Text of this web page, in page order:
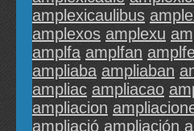
amplexicaulibus
amplexos amplexu
amplfa amplfan
ampliaba ampliaban
ampliac ampliacao
ampliacion
ampliació ampliación